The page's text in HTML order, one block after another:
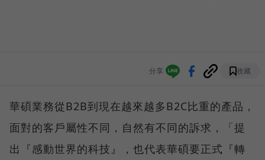
分享 收藏
華碩業務從B2B到現在越來越多B2C比重的產品，
面對的客戶屬性不同，自然有不同的訴求，「提
出『感動世界的科技』，也代表華碩要正式『轉